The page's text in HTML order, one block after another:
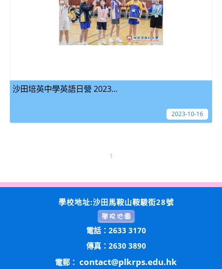
沙田培英中學英語日營 2023...
2023-10-16
1
學校地址:沙田馬鞍山鞍駿街28號
電話：2633 3170
傳真：2630 3890
電郵： contact@plkrps.edu.hk